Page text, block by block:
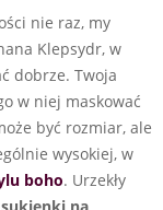
nie raz, my
Klepsydr, w
dobrze. Twoja
w niej maskować
być rozmiar, ale
wysokiej, w
boho. Urzekły